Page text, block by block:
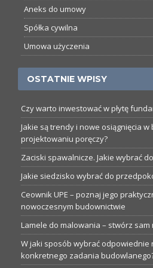
Aneks do umowy
Spółka cywilna
Umowa użyczenia
OSTATNIE WPISY
Czy warto inwestować w płytę
Jakie są trendy i nowe osiągnięcia
projektowaniu poręczy?
Zaciski spawalnicze. Jakie wybrać
Jakie siedzisko wybrać do
Ceownik UPE – poznaj jego
nowoczesnym budownictwie
Lamele do malowania – stwórz
W jaki sposób wybrać odpowiednie
konkretnego zadania